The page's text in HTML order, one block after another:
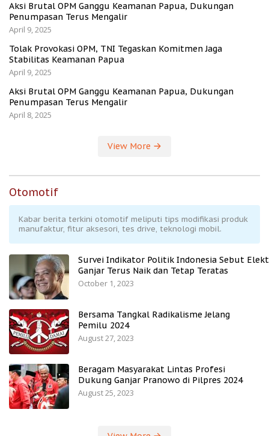
Aksi Brutal OPM Ganggu Keamanan Papua, Dukungan
Penumpasan Terus Mengalir
April 9, 2025
Tolak Provokasi OPM, TNI Tegaskan Komitmen Jaga
Stabilitas Keamanan Papua
April 9, 2025
Aksi Brutal OPM Ganggu Keamanan Papua, Dukungan
Penumpasan Terus Mengalir
April 8, 2025
View More
Otomotif
Kabar berita terkini otomotif meliputi tips modifikasi produk
manufaktur, fitur aksesori, tes drive, teknologi mobil.
Survei Indikator Politik Indonesia Sebut
Ganjar Terus Naik dan Tetap Teratas
October 1, 2023
Bersama Tangkal Radikalisme Jelang
Pemilu 2024
August 27, 2023
Beragam Masyarakat Lintas Profesi
Dukung Ganjar Pranowo di Pilpres 2024
August 25, 2023